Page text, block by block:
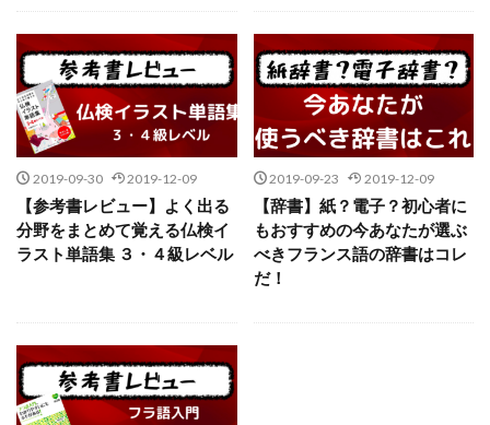
2019-09-30 2019-12-09
【参考書レビュー】よく出る
分野をまとめて覚える仏検イ
ラスト単語集 ３・４級レベル
2019-09-23 2019-12-09
【辞書】紙？電子？初心者に
もおすすめの今あなたが選ぶ
べきフランス語の辞書はコレ
だ！